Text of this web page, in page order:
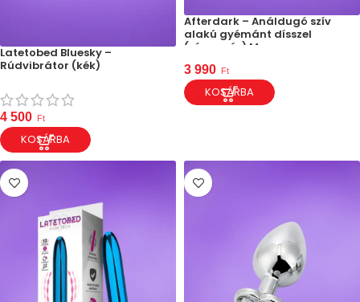
Latetobed Bluesky –
Rúdvibrátor (kék)
4 500 Ft
KOSÁRBA
Afterdark – Análdugó szív
alakú gyémánt dísszel
(rózsaszín) M
3 990 Ft
KOSÁRBA